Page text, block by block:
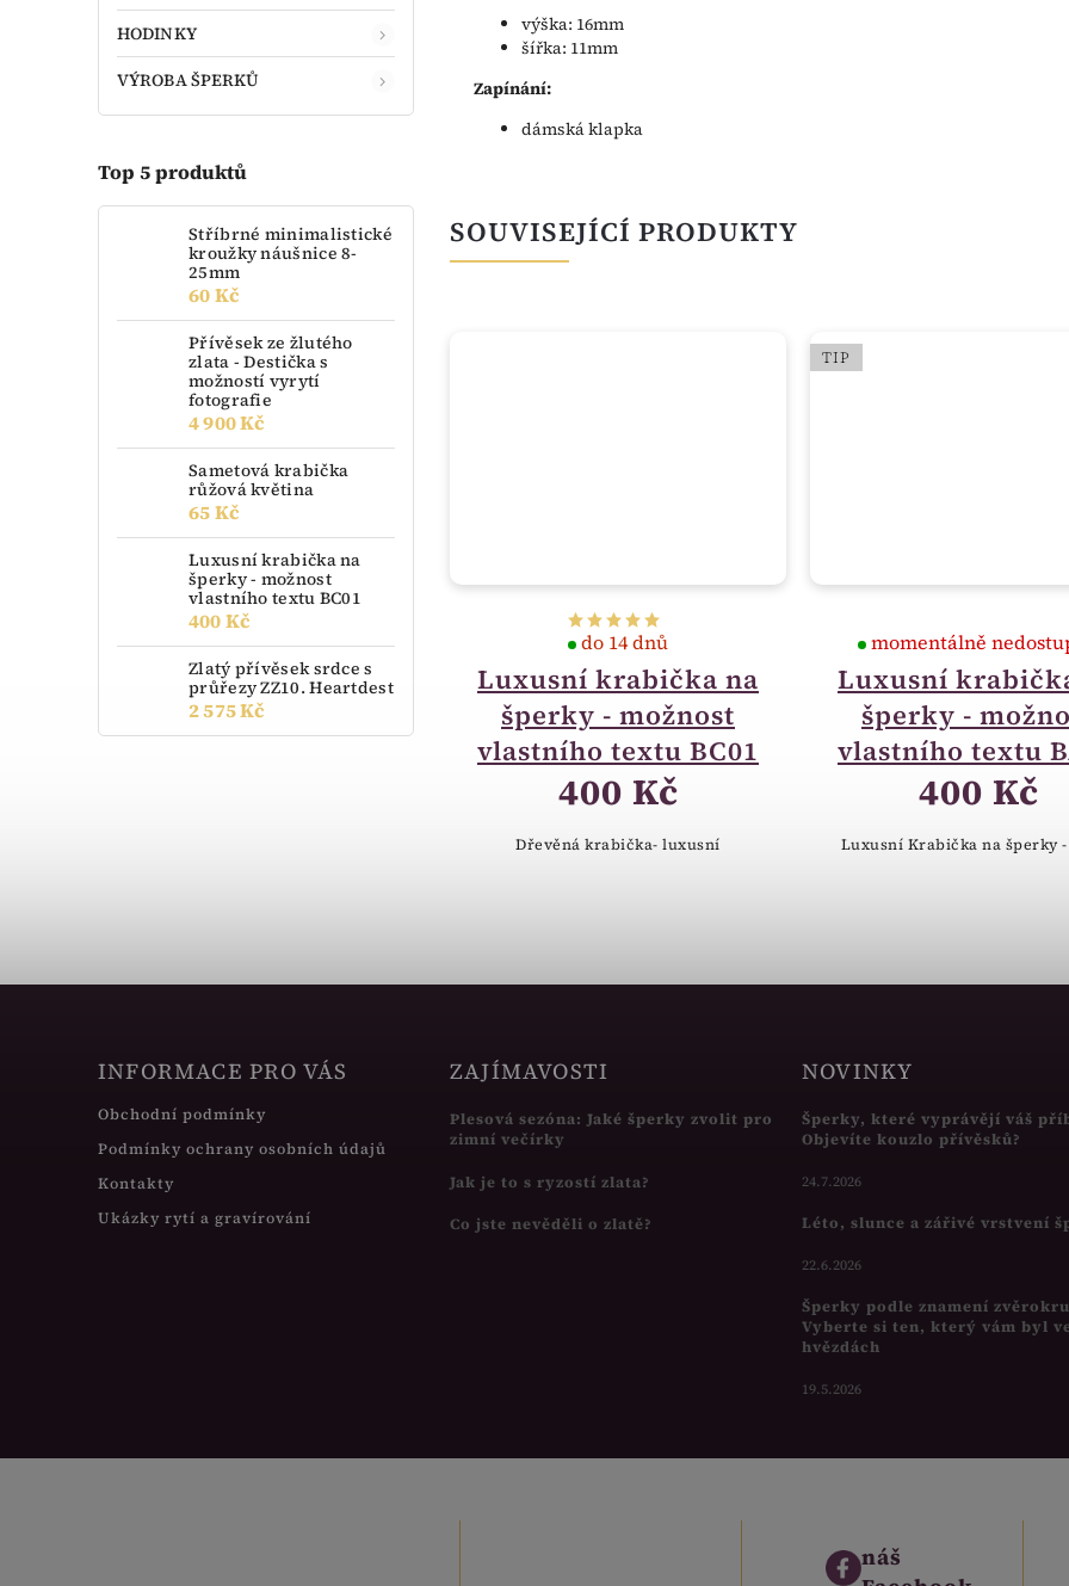
HODINKY
VÝROBA ŠPERKŮ
Top 5 produktů
Stříbrné minimalistické
kroužky náušnice 8-
25mm
60 Kč
Přívěsek ze žlutého
zlata - Destička s
možností vyrytí
fotografie
4 900 Kč
Sametová krabička
růžová květina
65 Kč
Luxusní krabička na
šperky - možnost
vlastního textu BC01
400 Kč
Zlatý přívěsek srdce s
průřezy ZZ10. Heartdest
2 575 Kč
výška: 16mm
šířka: 11mm
Zapínání:
dámská klapka
SOUVISEJÍCÍ PRODUKTY
Zlatý přívěsek s
malým diamantem
do 14 dnů
Luxusní krabička na
šperky - možnost
vlastního textu BC01
do 14 dnů
400 Kč
Dřevěná krabička- luxusní
TIP
Luxusní
šperky -
vlastního textu
momentálně
400 Kč
Luxusní Krabička na šperky
INFORMACE PRO VÁS
Obchodní podmínky
Podmínky ochrany osobních údajů
Kontakty
Ukázky rytí a gravírování
ZAJÍMAVOSTI
Plesová sezóna: Jaké šperky zvolit pro
zimní večírky
Jak je to s ryzostí zlata?
Co jste nevěděli o zlatě?
NOVINKY
Šperky, které vyprávějí váš
Objevíte kouzlo přívěsků?
24.7.2026
Léto, slunce a zářivé vrstvení
22.6.2026
Šperky podle znamení
Vyberte si ten, který vám byl
hvězdách
19.5.2026
náš